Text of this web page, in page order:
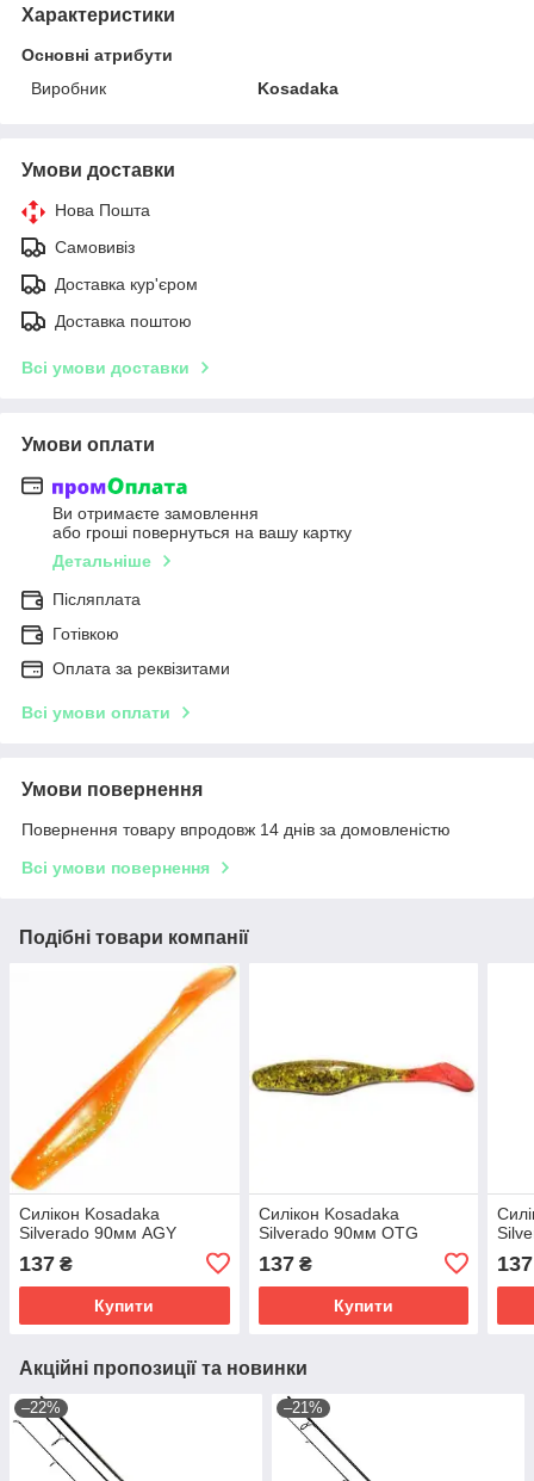
Характеристики
Основні атрибути
Виробник
Kosadaka
Умови доставки
Нова Пошта
Самовивіз
Доставка кур'єром
Доставка поштою
Всі умови доставки
Умови оплати
Ви отримаєте замовлення
або гроші повернуться на вашу картку
Детальніше
Післяплата
Готівкою
Оплата за реквізитами
Всі умови оплати
Умови повернення
Повернення товару впродовж 14 днів за домовленістю
Всі умови повернення
Подібні товари компанії
Силікон Kosadaka
Silverado 90мм AGY
137 ₴
Купити
Силікон Kosadaka
Silverado 90мм OTG
137₴
Купити
137
Акційні пропозиції та новинки
–22% –21%